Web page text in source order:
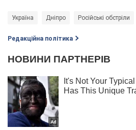
Україна Дніпро Російські обстріли
Редакційна політика